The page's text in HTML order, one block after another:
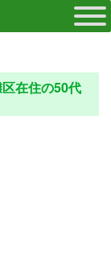
在住の50代